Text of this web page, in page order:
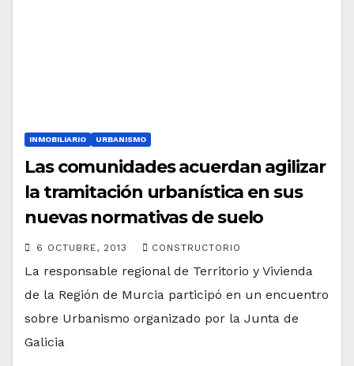
INMOBILIARIO URBANISMO
Las comunidades acuerdan agilizar
la tramitación urbanística en sus
nuevas normativas de suelo
6 OCTUBRE, 2013 CONSTRUCTORIO
La responsable regional de Territorio y Vivienda
de la Región de Murcia participó en un encuentro
sobre Urbanismo organizado por la Junta de
Galicia